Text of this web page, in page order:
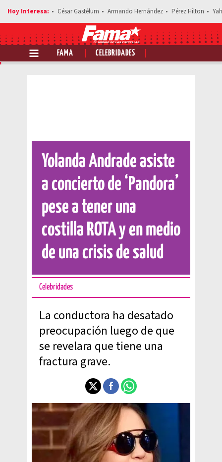
César Gastélum Armando Hernández Pérez Hilton
FAMA CELEBRIDADES
Comparte esta noticia
Yolanda Andrade asiste
a concierto de ‘Pandora’
pese a tener una
costilla ROTA y en medio
de una crisis de salud
Celebridades
La conductora ha desatado
preocupación luego de que
se revelara que tiene una
fractura grave.